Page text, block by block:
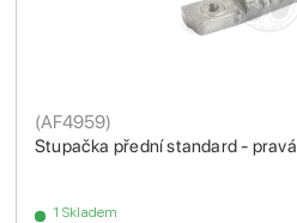
Stupačka přední standard - pravá
(AF4959)
1 Skladem